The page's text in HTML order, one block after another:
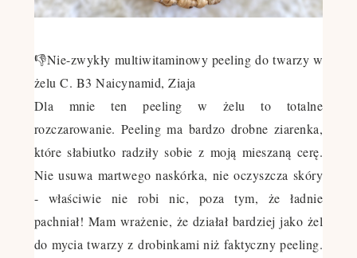
👎Nie-zwykły multiwitaminowy peeling do twarzy w
żelu C. B3 Naicynamid, Ziaja
Dla mnie ten peeling w żelu to totalne
rozczarowanie. Peeling ma bardzo drobne ziarenka,
które słabiutko radziły sobie z moją mieszaną cerę.
Nie usuwa martwego naskórka, nie oczyszcza skóry
- właściwie nie robi nic, poza tym, że ładnie
pachniał! Mam wrażenie, że działał bardziej jako żel
do mycia twarzy z drobinkami niż faktyczny peeling.